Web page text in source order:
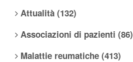
Attualità (132)
Associazioni di pazienti (86)
Malattie reumatiche (413)